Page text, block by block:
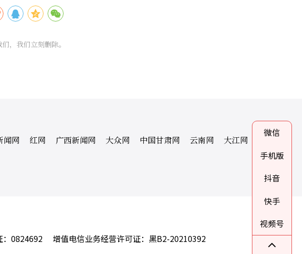
，我们立刻删除。
闻网 红网 广西新闻网 大众网 中国甘肃网 云南网
大江网
：0824692
增值电信业务经营许可证：黑B2-20210392
微信
手机版
抖音
快手
视频号